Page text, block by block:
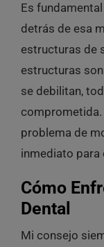
Es
detrás de esa
estructuras de
estructuras
se debilitan,
comprometida.
problema de
inmediato para
Cómo
Dental
Mi consejo